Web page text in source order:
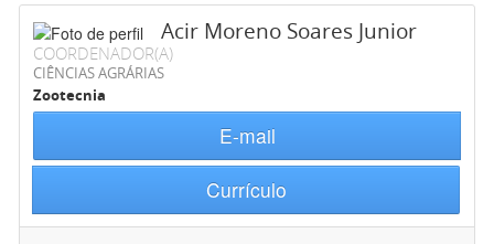
Acir Moreno Soares Junior
COORDENADOR(A)
CIÊNCIAS AGRÁRIAS
Zootecnia
E-mail
Currículo